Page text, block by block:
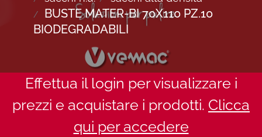
BUSTE MATER-BI 70X110 PZ.10
BIODEGRADABILI
Effettua il login per visualizzare i
prezzi e acquistare i prodotti. Clicca
qui per accedere